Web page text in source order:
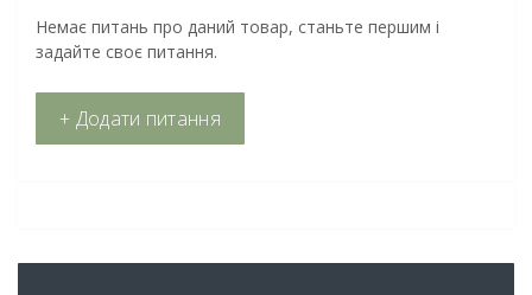
Немає питань про даний товар, станьте першим і
задайте своє питання.
+ Додати питання